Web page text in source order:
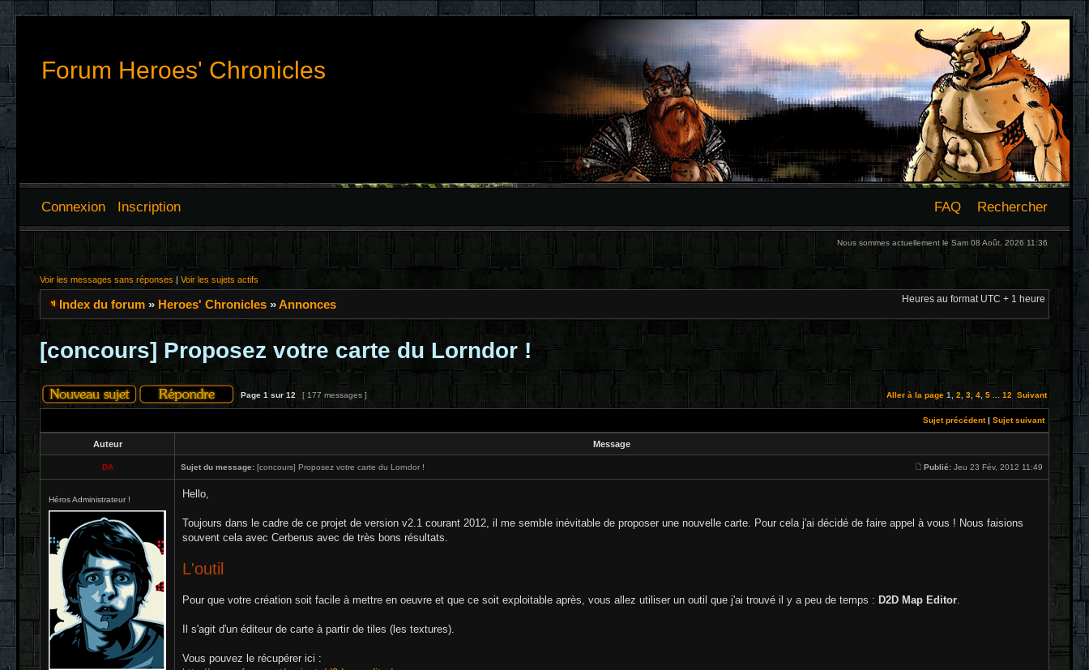
Forum Heroes' Chronicles
Connexion Inscription FAQ Rechercher
Nous sommes actuellement le Sam 08 Août, 2026 11:36
Voir les messages sans réponses | Voir les sujets actifs
Index du forum » Heroes' Chronicles »Annonces Heures au format UTC + 1 heure
[concours] Proposez votre carte du Lorndor !
Page 1 sur 12 [ 177 messages ] Aller à la page 1 2 3 4 5 12 Suivant
Sujet précédent| Sujet suivant
Auteur Message
DA Sujet du message: [concours] Proposez votre carte du Lorndor ! Publié: Jeu 23 Fév, 2012 11:49
Héros Administrateur ! Hello,
Toujours dans le cadre de ce projet de version v2.1 courant 2012, il me semble inévitable de proposer une nouvelle carte. Pour cela j'ai décidé de faire appel à vous ! Nous faisions
souvent cela avec Cerberus avec de très bons résultats.
L'outil
Pour que votre création soit facile à mettre en oeuvre et que ce soit exploitable après, vous allez utiliser un outil que j'ai trouvé il y a peu de temps : D2D Map Editor.
Il s'agit d'un éditeur de carte à partir de tiles (les textures).
Vous pouvez le récupérer ici :